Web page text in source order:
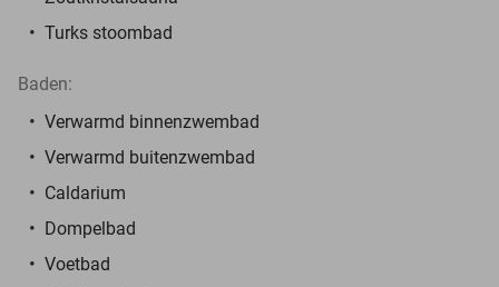
Turks stoombad
Baden:
Verwarmd binnenzwembad
Verwarmd buitenzwembad
Caldarium
Dompelbad
Voetbad